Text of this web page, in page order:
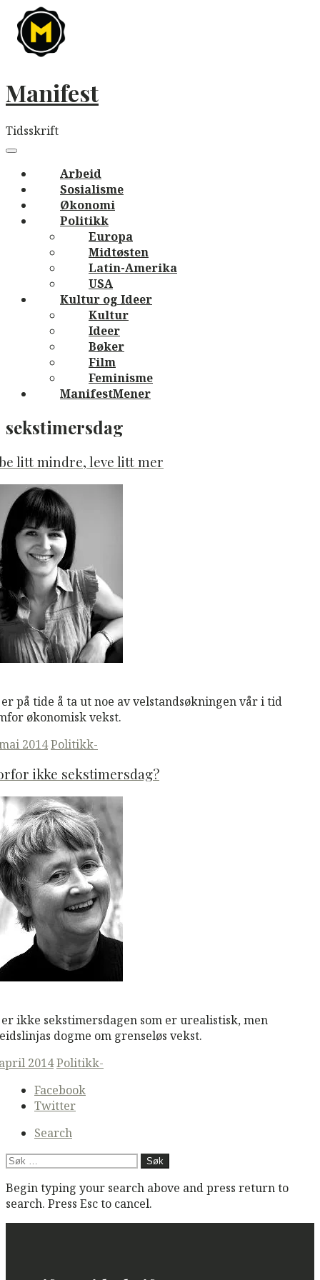
Skip
content
Manifest
Tidsskrift
navigation
Menu
Arbeid
Sosialisme
Økonomi
Politikk
Europa
Midtøsten
Latin-Amerika
USA
Kultur og Ideer
Kultur
Ideer
Bøker
Film
Feminisme
ManifestMener
sekstimersdag
litt mindre, leve litt mer
på tide å ta ut noe av velstandsøkningen vår i tid
økonomisk vekst.
2014Politikk-
ikke sekstimersdag?
ikke sekstimersdagen som er urealistisk, men
dogme om grenseløs vekst.
2014Politikk-
Secondary
navigation
Facebook
Twitter
Search
Søk
Begin typing your search above and press return to
search. Press Esc to cancel.